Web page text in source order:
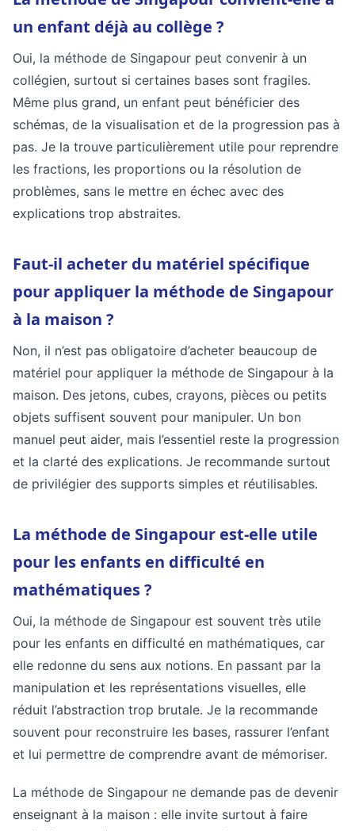
un enfant déjà au collège ?
Oui, la méthode de Singapour peut convenir à un
collégien, surtout si certaines bases sont fragiles.
Même plus grand, un enfant peut bénéficier des
schémas, de la visualisation et de la progression pas à
pas. Je la trouve particulièrement utile pour reprendre
les fractions, les proportions ou la résolution de
problèmes, sans le mettre en échec avec des
explications trop abstraites.
Faut-il acheter du matériel spécifique
pour appliquer la méthode de Singapour
à la maison ?
Non, il n’est pas obligatoire d’acheter beaucoup de
matériel pour appliquer la méthode de Singapour à la
maison. Des jetons, cubes, crayons, pièces ou petits
objets suffisent souvent pour manipuler. Un bon
manuel peut aider, mais l’essentiel reste la progression
et la clarté des explications. Je recommande surtout
de privilégier des supports simples et réutilisables.
La méthode de Singapour est-elle utile
pour les enfants en difficulté en
mathématiques ?
Oui, la méthode de Singapour est souvent très utile
pour les enfants en difficulté en mathématiques, car
elle redonne du sens aux notions. En passant par la
manipulation et les représentations visuelles, elle
réduit l’abstraction trop brutale. Je la recommande
souvent pour reconstruire les bases, rassurer l’enfant
et lui permettre de comprendre avant de mémoriser.
La méthode de Singapour ne demande pas de devenir
enseignant à la maison : elle invite surtout à faire